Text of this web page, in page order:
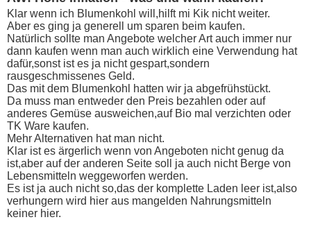
Klar wenn ich Blumenkohl will,hilft mi Kik nicht weiter.
Aber es ging ja generell um sparen beim kaufen.
Natürlich sollte man Angebote welcher Art auch immer nur
dann kaufen wenn man auch wirklich eine Verwendung hat
dafür,sonst ist es ja nicht gespart,sondern
rausgeschmissenes Geld.
Das mit dem Blumenkohl hatten wir ja abgefrühstückt.
Da muss man entweder den Preis bezahlen oder auf
anderes Gemüse ausweichen,auf Bio mal verzichten oder
TK Ware kaufen.
Mehr Alternativen hat man nicht.
Klar ist es ärgerlich wenn von Angeboten nicht genug da
ist,aber auf der anderen Seite soll ja auch nicht Berge von
Lebensmitteln weggeworfen werden.
Es ist ja auch nicht so,das der komplette Laden leer ist,also
verhungern wird hier aus mangelden Nahrungsmitteln
keiner hier.